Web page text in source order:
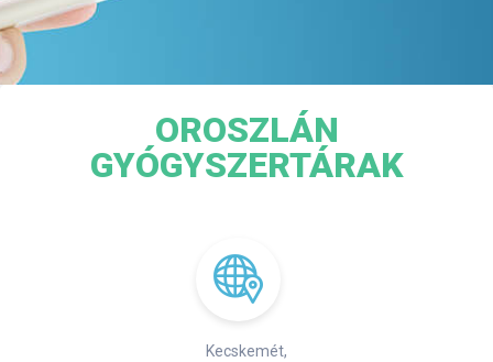
OROSZLÁN
GYÓGYSZERTÁRAK
Kecskemét,